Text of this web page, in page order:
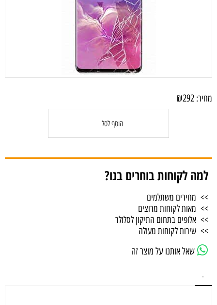
מחיר: ₪292
הוסף לסל
למה לקוחות בוחרים בנו?
>> מחירים משתלמים
>> מאות לקוחות מרוצים
>> אלופים בתחום התיקון לסלולר
>> שירות לקוחות מעולה
שאל אותנו על מוצר זה
.